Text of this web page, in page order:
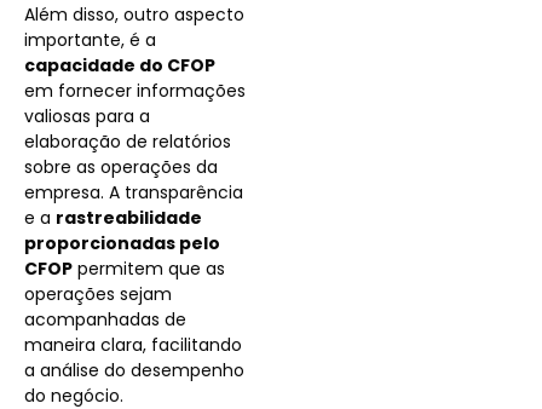
Além disso, outro aspecto
importante, é a
capacidade do CFOP
em fornecer informações
valiosas para a
elaboração de relatórios
sobre as operações da
empresa. A transparência
e a rastreabilidade
proporcionadas pelo
CFOP permitem que as
operações sejam
acompanhadas de
maneira clara, facilitando
a análise do desempenho
do negócio.